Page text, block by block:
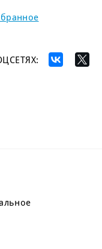
в избранное